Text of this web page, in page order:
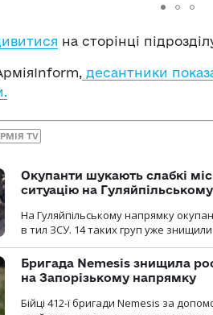
на сторінці
десантники
TV
Окупанти шукають слабкі
ситуацію на
На Гуляйпільському напрямку
в тил ЗСУ. 14 таких груп уже знищили
Бригада Nemesis знищила
на Запорізькому напрямку
Бійці 412-ї бригади Nemesis за